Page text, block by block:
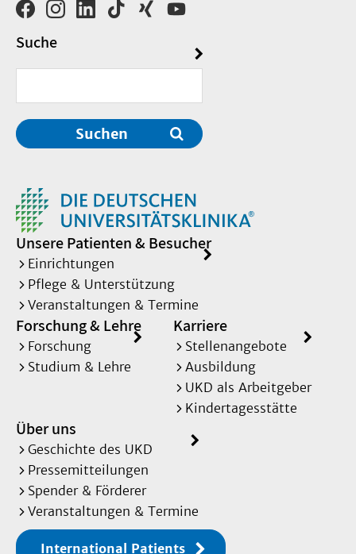
Suche
Suchen
Unsere Patienten & Besucher
Einrichtungen
Pflege & Unterstützung
Veranstaltungen & Termine
Forschung & Lehre
Forschung
Studium & Lehre
Karriere
Stellenangebote
Ausbildung
UKD als Arbeitgeber
Kindertagesstätte
Über uns
Geschichte des UKD
Pressemitteilungen
Spender & Förderer
Veranstaltungen & Termine
International Patients